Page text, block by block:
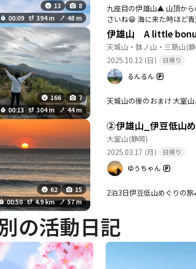
13
8
00:09
394 m 48 m
九座目の伊雄山▲ 山頂から
さいね😁 海に来た時ほど
166
7
00:13
304 m 44 m
伊雄山 A little
天城山・鉢ノ山・三筋山(
2025.10.12 (日)
日帰り
るんるん
天城山の後のおまけ 大室
62
15
00:50
4.9 km 57 m
②伊雄山_伊豆低山
大室山(静岡)
2025.03.17 (月)
日帰り
ゆうちゃん
2泊3日伊豆低山めぐりの
の活動日記